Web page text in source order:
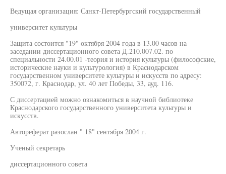
Ведущая организация: Санкт-Петербургский государственный
университет культуры
Защита состоится "19" октября 2004 года в 13.00 часов на
заседании диссертационного совета Д.210.007.02. по
специальности 24.00.01 -теория и история культуры (философские,
исторические науки и культурология) в Краснодарском
государственном университете культуры и искусств по адресу:
350072, г. Краснодар, ул. 40 лет Победы, 33, ауд. 116.
С диссертацией можно ознакомиться в научной библиотеке
Краснодарского государственного университета культуры и
искусств.
Автореферат разослан " 18" сентября 2004 г.
Ученый секретарь
диссертационного совета